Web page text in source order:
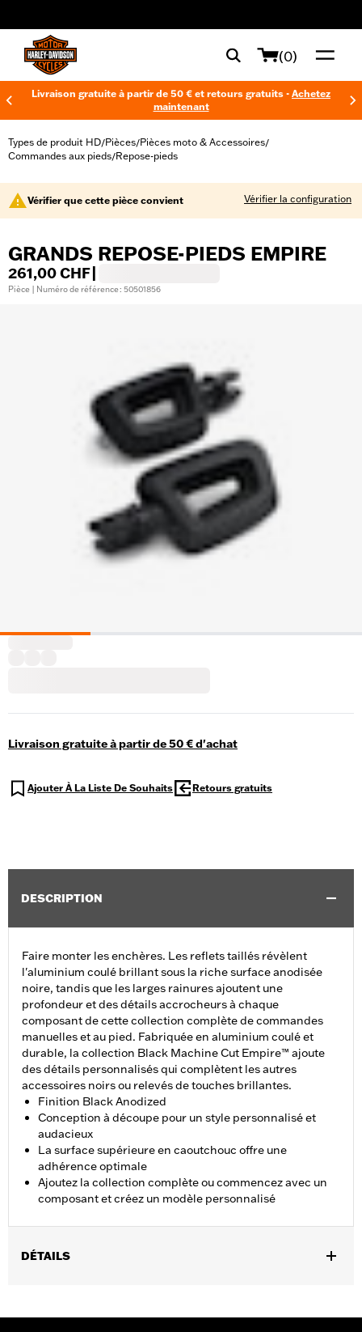
(0)
Livraison gratuite à partir de 50 € et retours gratuits - Achetez
maintenant
Types de produit HD/Pièces/Pièces moto & Accessoires/
Commandes aux pieds/Repose-pieds
Vérifier que cette pièce convient Vérifier la configuration
GRANDS REPOSE-PIEDS EMPIRE
261,00 CHF
Pièce | Numéro de référence : 50501856
Livraison gratuite à partir de 50 € d'achat
Ajouter À La Liste De Souhaits Retours gratuits
DESCRIPTION
Faire monter les enchères. Les reflets taillés révèlent
l'aluminium coulé brillant sous la riche surface anodisée
noire, tandis que les larges rainures ajoutent une
profondeur et des détails accrocheurs à chaque
composant de cette collection complète de commandes
manuelles et au pied. Fabriquée en aluminium coulé et
durable, la collection Black Machine Cut Empire™ ajoute
des détails personnalisés qui complètent les autres
accessoires noirs ou relevés de touches brillantes.
Finition Black Anodized
Conception à découpe pour un style personnalisé et
audacieux
La surface supérieure en caoutchouc offre une
adhérence optimale
Ajoutez la collection complète ou commencez avec un
composant et créez un modèle personnalisé
DÉTAILS